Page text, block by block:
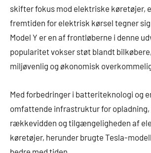
skifter fokus mod elektriske køretøjer,
fremtiden for elektrisk kørsel tegner
Model Y er en af frontløberne i denne
popularitet vokser støt blandt
miljøvenlig og økonomisk
Med forbedringer i batteriteknologi og
omfattende infrastruktur for
rækkevidden og tilgængeligheden af
køretøjer, herunder brugte Tesla-